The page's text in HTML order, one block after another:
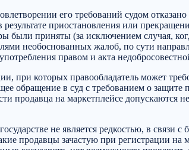
его требований судом
приостановления или
были приняты (за исключением случая,
необоснованных жалоб, по сути
правом и акта
при которых правообладатель может
обращение в суд с требованием о
продавца на маркетплейсе
не является редкостью, в
продавцы зачастую при регистрации